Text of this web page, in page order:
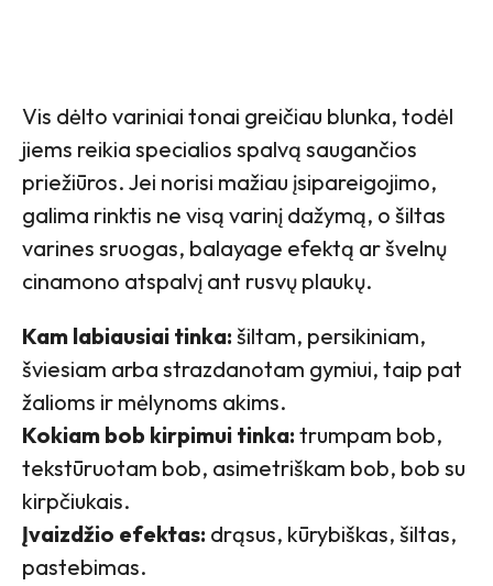
Vis dėlto variniai tonai greičiau blunka, todėl
jiems reikia specialios spalvą saugančios
priežiūros. Jei norisi mažiau įsipareigojimo,
galima rinktis ne visą varinį dažymą, o šiltas
varines sruogas, balayage efektą ar švelnų
cinamono atspalvį ant rusvų plaukų.
Kam labiausiai tinka: šiltam, persikiniam,
šviesiam arba strazdanotam gymiui, taip pat
žalioms ir mėlynoms akims.
Kokiam bob kirpimui tinka: trumpam bob,
tekstūruotam bob, asimetriškam bob, bob su
kirpčiukais.
Įvaizdžio efektas: drąsus, kūrybiškas, šiltas,
pastebimas.